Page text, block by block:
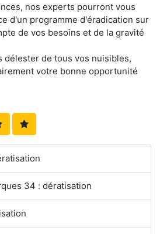
nos experts pourront vous
d'un programme d'éradication sur
de vos besoins et de la gravité
délester de tous vos nuisibles,
votre bonne opportunité
34 : dératisation